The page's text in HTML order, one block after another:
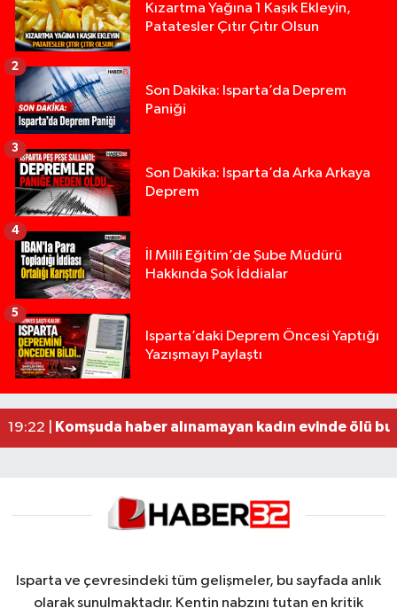
Kızartma Yağına 1 Kaşık Ekleyin,
Patatesler Çıtır Çıtır Olsun
Son Dakika: Isparta’da Deprem
Paniği
2
Son Dakika: Isparta’da Arka Arkaya
Deprem
3
İl Milli Eğitim’de Şube Müdürü
Hakkında Şok İddialar
4
Isparta’daki Deprem Öncesi Yaptığı
Yazışmayı Paylaştı
5
13:00 |Yığılca'da kardeşler arasındaki silahlı kavgada
12:48 |Tur teknesi çalışanlarının birbirine girdiği kavga
02:26 |MOTOSİKLETLE ÇARPIŞAN OTOMOBİL GÜL
19:22 |
Komşuda haber alınamayan kadın evinde ölü
Isparta ve çevresindeki tüm gelişmeler, bu sayfada anlık
olarak sunulmaktadır. Kentin nabzını tutan en kritik